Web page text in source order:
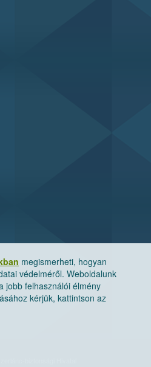
megismerheti, hogyan
védelméről. Weboldalunk
jobb felhasználói élmény
kérjük, kattintson az
biztonsági Hivatal